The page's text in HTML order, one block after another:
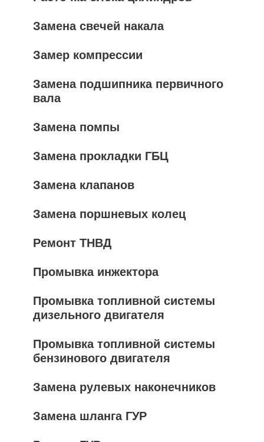
Замена свечей накала
Замер компрессии
Замена подшипника первичного
вала
Замена помпы
Замена прокладки ГБЦ
Замена клапанов
Замена поршневых колец
Ремонт ТНВД
Промывка инжектора
Промывка топливной системы
дизельного двигателя
Промывка топливной системы
бензинового двигателя
Замена рулевых наконечников
Замена шланга ГУР